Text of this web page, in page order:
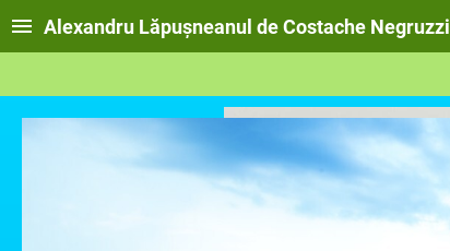
Alexandru Lăpușneanul de Costache Negruzzi